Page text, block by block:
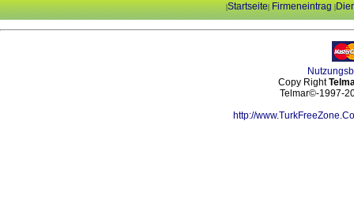
|Startseite| Firmeneintrag |
Copy Right
Telmar©-1997-
http://